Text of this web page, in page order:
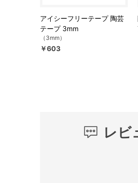
アイシーフリーテープ 陶芸
テープ 3mm
（3mm）
￥603
レビ